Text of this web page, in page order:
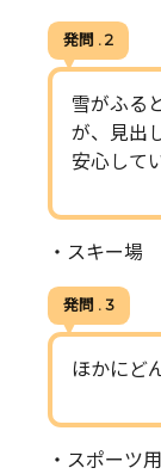
発問 . 2
雪がふる
が、見出
安心して
・スキー場
発問 . 3
ほかにど
・スポーツ